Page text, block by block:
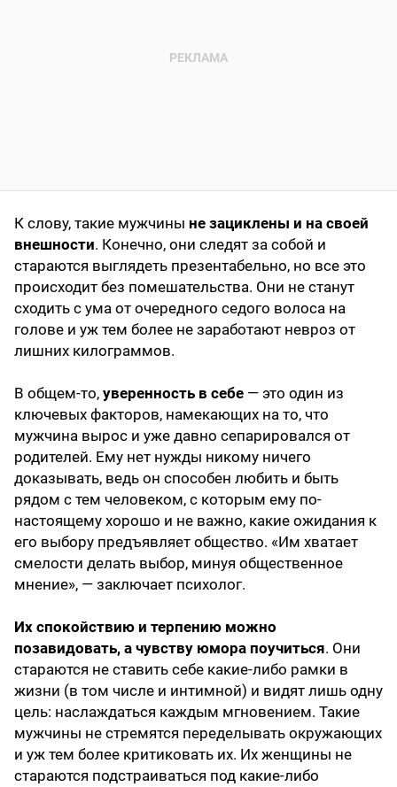
К слову, такие мужчины не зациклены и на своей
внешности. Конечно, они следят за собой и
стараются выглядеть презентабельно, но все это
происходит без помешательства. Они не станут
сходить с ума от очередного седого волоса на
голове и уж тем более не заработают невроз от
лишних килограммов.
В общем-то, уверенность в себе — это один из
ключевых факторов, намекающих на то, что
мужчина вырос и уже давно сепарировался от
родителей. Ему нет нужды никому ничего
доказывать, ведь он способен любить и быть
рядом с тем человеком, с которым ему по-
настоящему хорошо и не важно, какие ожидания к
его выбору предъявляет общество. «Им хватает
смелости делать выбор, минуя общественное
мнение», — заключает психолог.
Их спокойствию и терпению можно
позавидовать, а чувству юмора поучиться. Они
стараются не ставить себе какие-либо рамки в
жизни (в том числе и интимной) и видят лишь одну
цель: наслаждаться каждым мгновением. Такие
мужчины не стремятся переделывать окружающих
и уж тем более критиковать их. Их женщины не
стараются подстраиваться под какие-либо